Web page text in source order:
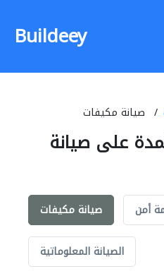
Buildeey
صيانة مكيفات
على صيانة
صيانة مكيفات أمن
الصيانة المعلوماتية